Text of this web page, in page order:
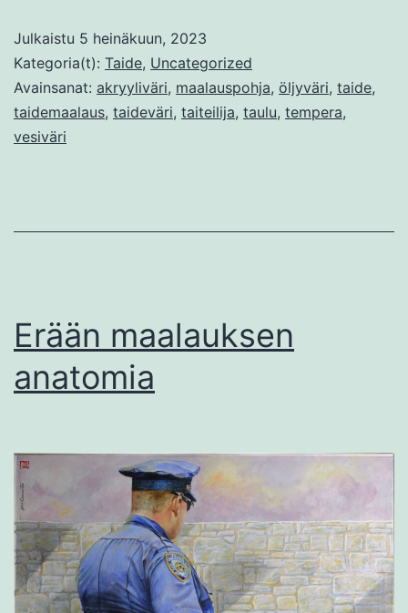
Julkaistu 5 heinäkuun, 2023
Kategoria(t): Taide, Uncategorized
Avainsanat: akryyliväri, maalauspohja, öljyväri, taide,
taidemaalaus, taideväri, taiteilija, taulu, tempera,
vesiväri
Erään maalauksen
anatomia